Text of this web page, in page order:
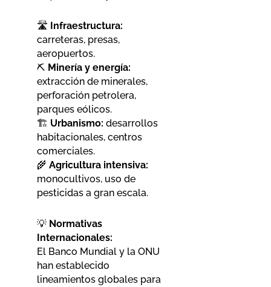
🛣️ Infraestructura:
carreteras, presas,
aeropuertos.
⛏️ Minería y energía:
extracción de minerales,
perforación petrolera,
parques eólicos.
🏗️ Urbanismo: desarrollos
habitacionales, centros
comerciales.
🌾 Agricultura intensiva:
monocultivos, uso de
pesticidas a gran escala.
💡 Normativas
Internacionales:
El Banco Mundial y la ONU
han establecido
lineamientos globales para